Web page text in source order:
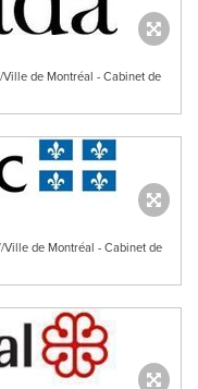
de Montréal - Cabinet de
de Montréal - Cabinet de